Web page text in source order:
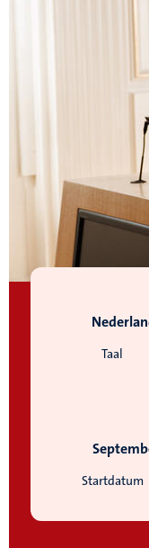
Taal
Startdatum